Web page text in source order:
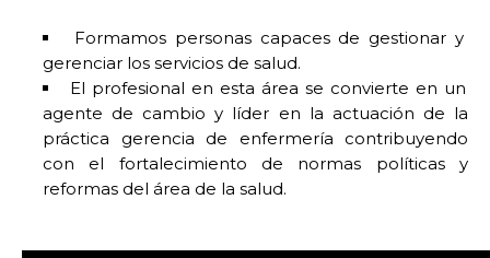
Formamos personas capaces de gestionar y
gerenciar los servicios de salud.
El profesional en esta área se convierte en un
agente de cambio y líder en la actuación de la
práctica gerencia de enfermería contribuyendo
con el fortalecimiento de normas políticas y
reformas del área de la salud.